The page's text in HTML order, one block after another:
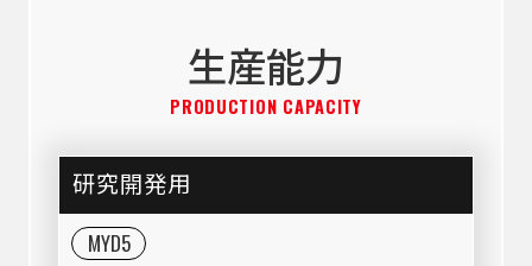
生産能力
PRODUCTION CAPACITY
研究開発用
MYD5